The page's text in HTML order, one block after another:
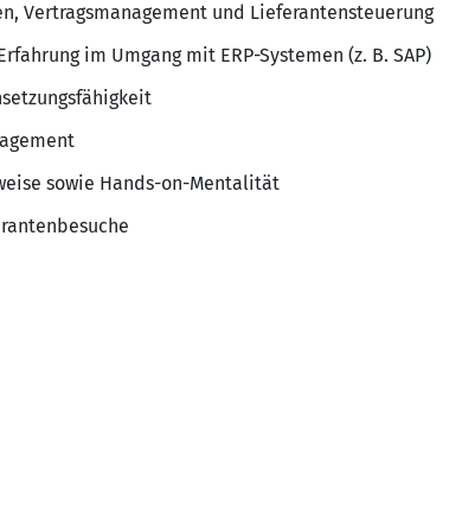
Vertragsmanagement und Lieferantensteuerung
im Umgang mit ERP-Systemen (z. B. SAP)
sowie Hands-on-Mentalität